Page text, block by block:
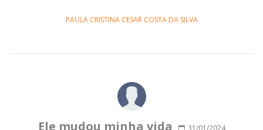
PAULA CRISTINA CESAR COSTA DA SILVA
Ele mudou minha vida